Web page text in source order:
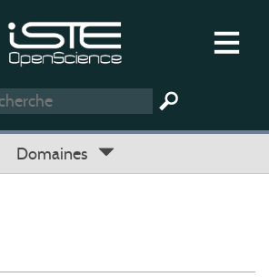
Domaines